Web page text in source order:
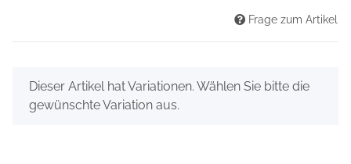
Frage zum Artikel
x
Dieser Artikel hat Variationen. Wählen Sie bitte die
gewünschte Variation aus.